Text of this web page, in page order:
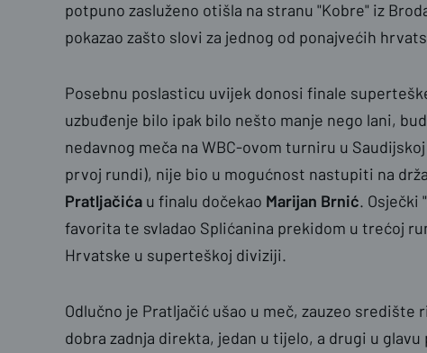
potpuno zasluženo otišla na stranu "Kobre" iz
pokazao zašto slovi za jednog od ponajvećih
Posebnu poslasticu uvijek donosi finale
uzbuđenje bilo ipak bilo nešto manje nego lani,
nedavnog meča na WBC-ovom turniru u
prvoj rundi), nije bio u mogućnost nastupiti na
Pratljačića u finalu dočekao Marijan Brnić. Osječki
favorita te svladao Splićanina prekidom u trećoj
Hrvatske u superteškoj diviziji.
Odlučno je Pratljačić ušao u meč, zauzeo središte
dobra zadnja direkta, jedan u tijelo, a drugi u